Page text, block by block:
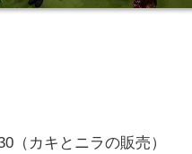
カキとニラの販売）